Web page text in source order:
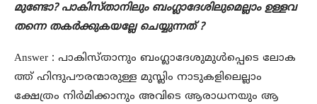
മുണ്ടോ? പാകിസ്താനിലും ബംഗ്ലാദേശിലുമെല്ലാം ഉള്ളവ
തന്നെ തകർക്കുകയല്ലേ ചെയ്യുന്നത് ?
Answer : പാകിസ്താനും ബംഗ്ലാദേശുമുൾപ്പെടെ ലോക
ത്ത് ഹിന്ദുപൗരന്മാരുള്ള മുസ്ലിം നാടുകളിലെല്ലാം
ക്ഷേത്രം നിർമിക്കാനും അവിടെ ആരാധനയും ആ